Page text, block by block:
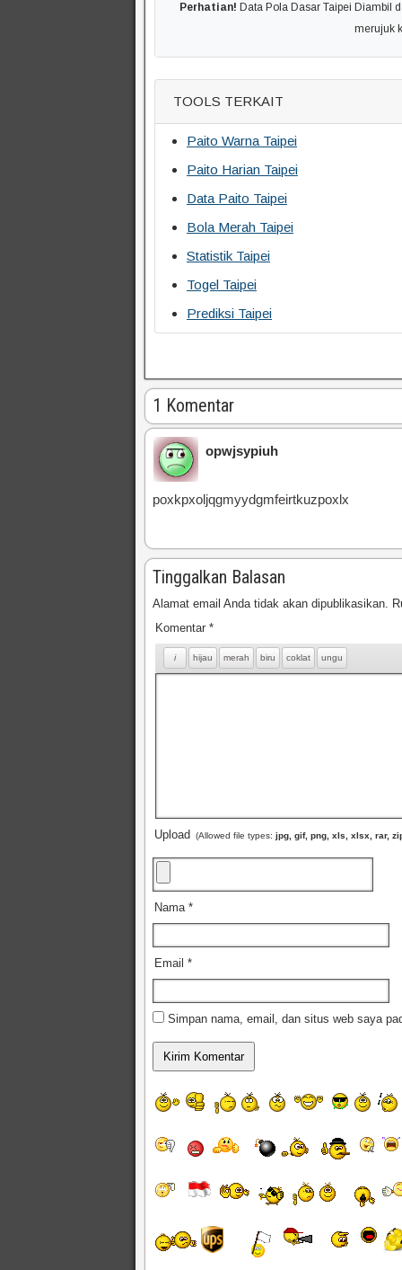
Perhatian! Data Pola Dasar Taipei Diambil
merujuk
TOOLS TERKAIT
Paito Warna Taipei
Paito Harian Taipei
Data Paito Taipei
Bola Merah Taipei
Statistik Taipei
Togel Taipei
Prediksi Taipei
1 Komentar
opwjsypiuh
poxkpxoljqgmyydgmfeirtkuzpoxlx
Tinggalkan Balasan
Alamat email Anda tidak akan dipublikasikan.
Komentar *
Upload (Allowed file types: jpg, gif, png, xls, xlsx, rar,
Nama *
Email *
Simpan nama, email, dan situs web saya